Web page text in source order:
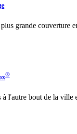
grande couverture
®
à l'autre bout de la ville